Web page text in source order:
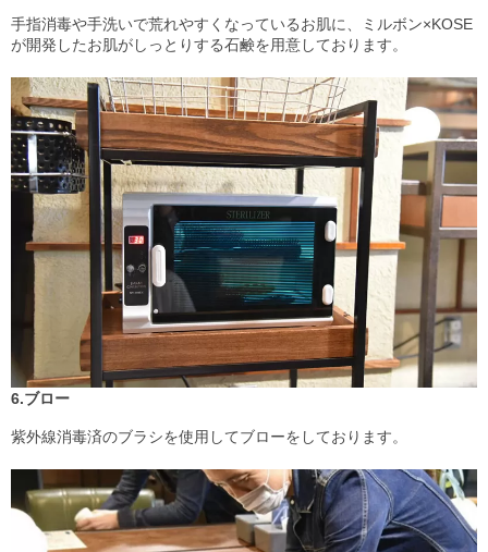
手指消毒や手洗いで荒れやすくなっているお肌に、ミルボン×KOSE
が開発したお肌がしっとりする石鹸を用意しております。
6.ブロー
紫外線消毒済のブラシを使用してブローをしております。